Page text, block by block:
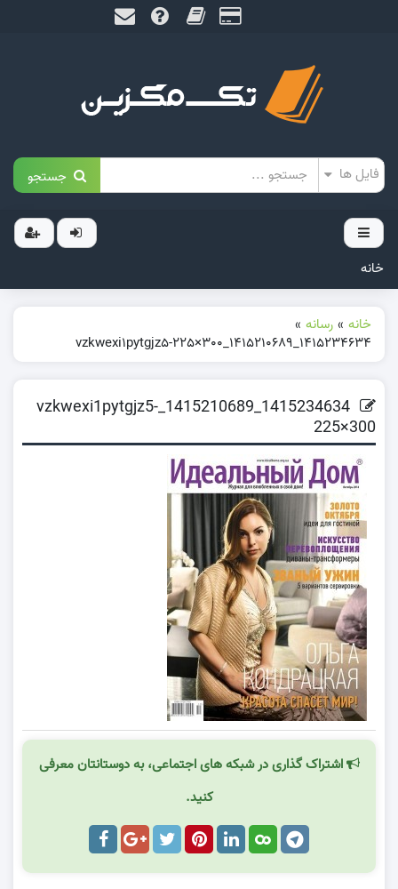
جستجو
خانه
خانه » رسانه »
1415234634_1415210689_vzkwexi1pytgjz5-225×300
1415234634_1415210689_vzkwexi1pytgjz5-
225×300
اشتراک گذاری در شبکه های اجتماعی، به دوستانتان معرفی
کنید.